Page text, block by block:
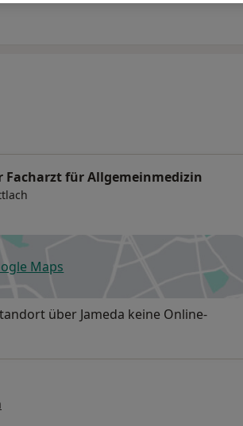
Facharzt für Allgemeinmedizin
Maps
öffnet in einer neuen Registerkarte
über Jameda keine Online-